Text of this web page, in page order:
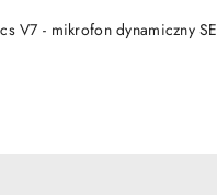
V7 - mikrofon dynamiczny SE
PRODUKT NIEDOSTĘPNY